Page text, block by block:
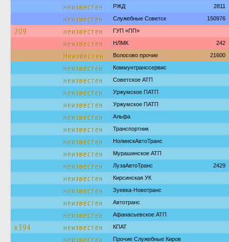
неизвестен РЖД 2811
неизвестен Служебные Советск 150976
209 неизвестен ГУП «ПП»
неизвестен НЛМК 242
Неизвестен Волосово прочие 21600
неизвестен Коммунтранссервис
неизвестен Советское АТП
неизвестен Уржумское ПАТП
неизвестен Уржумское ПАТП
неизвестен Альфа
неизвестен Транспортник
неизвестен НолинскАвтоТранс
неизвестен Мурашинское АТП
неизвестен ЛузаАвтоТранс 2429
неизвестен Кирсинская УК
неизвестен Зуевка-Новотранс
неизвестен Автотранс
неизвестен Афанасьевское АТП
х394 неизвестен КПАТ
неизвестен Прочие Служебные Киров